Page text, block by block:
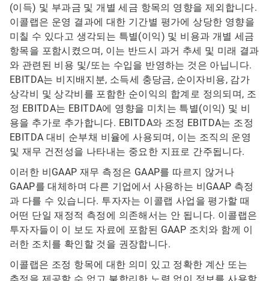
(이득) 및 부과금 및 개별 세금 항목의 영향을 제외합니다.
이콜랩은 운영 결과에 대한 기간별 평가에 상당한 영향을
미칠 수 있다고 생각되는 특별(이익) 및 비용과 개별 세금
항목을 포함시켰으며, 이는 반드시 과거 추세 및 미래 결과
와 관련된 비용 및/또는 수입을 반영하는 것은 아닙니다.
EBITDA는 비지배지분, 소득세 충당금, 순이자비용, 감가
상각비 및 상각비를 포함한 순이익의 합계로 정의되며, 조
정 EBITDA는 EBITDA에 영향을 미치는 특별(이익) 및 비
용을 추가로 추가합니다. EBITDA와 조정 EBITDA는 조정
EBITDA 대비 순부채 비율에 사용되며, 이는 조직의 운영
및 재무 건전성을 나타내는 중요한 지표로 간주됩니다.
이러한 비GAAP 재무 측정은 GAAP를 따르지 않거나
GAAP를 대체하며 다른 기업에서 사용하는 비GAAP 측정
과 다를 수 있습니다. 투자자는 이콜랩 사업을 평가할 때
어떤 단일 재정적 측정에 의존해서는 안 됩니다. 이콜랩은
투자자들이 이 보도 자료에 포함된 GAAP 조치와 함께 이
러한 조치를 확인할 것을 권장합니다.
이콜랩은 조정 항목에 대한 의미 있고 정확한 계산 또는